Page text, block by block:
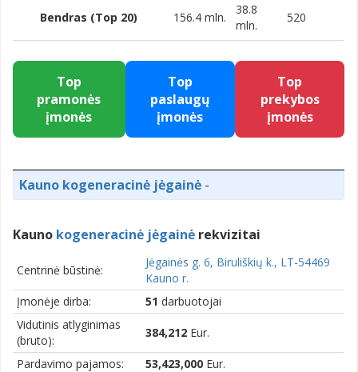
Bendras (Top 20) 156.4 mln.
38.8
mln.
520
Top
pramonės
įmonės
Top
paslaugų
įmonės
Top
prekybos
įmonės
Kauno kogeneracinė jėgainė -
Kauno kogeneracinė jėgainė rekvizitai
Centrinė būstinė:
Jėgainės g. 6, Biruliškių k., LT-54469
Kauno r.
Įmonėje dirba:
51 darbuotojai
Vidutinis atlyginimas
(bruto):
384,212 Eur.
Pardavimo pajamos: 53,423,000 Eur.